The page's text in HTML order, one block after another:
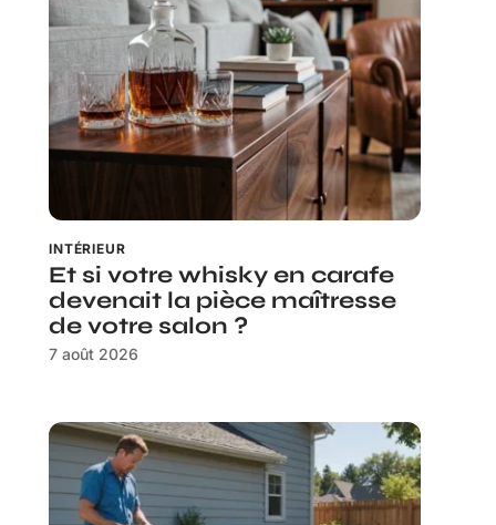
INTÉRIEUR
Et si votre whisky en carafe
devenait la pièce maîtresse
de votre salon ?
7 août 2026